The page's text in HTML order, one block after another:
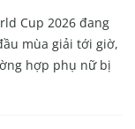
Cup 2026 đang
mùa giải tới giờ,
hợp phụ nữ bị